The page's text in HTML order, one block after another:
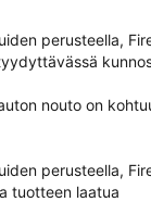
perusteella,
nouto on
perusteella,
tuotteen laatua